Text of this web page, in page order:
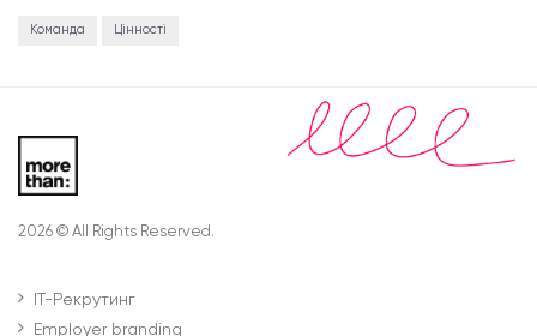
Команда Цінності
2026 © All Rights Reserved.
IT-Рекрутинг
Employer branding